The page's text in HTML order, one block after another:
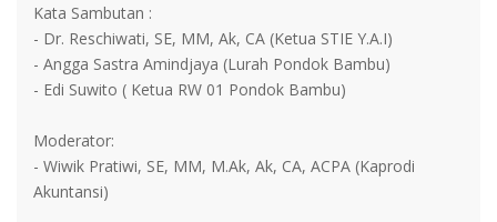
Kata Sambutan :
- Dr. Reschiwati, SE, MM, Ak, CA (Ketua STIE Y.A.I)
- Angga Sastra Amindjaya (Lurah Pondok Bambu)
- Edi Suwito ( Ketua RW 01 Pondok Bambu)
Moderator:
- Wiwik Pratiwi, SE, MM, M.Ak, Ak, CA, ACPA (Kaprodi
Akuntansi)